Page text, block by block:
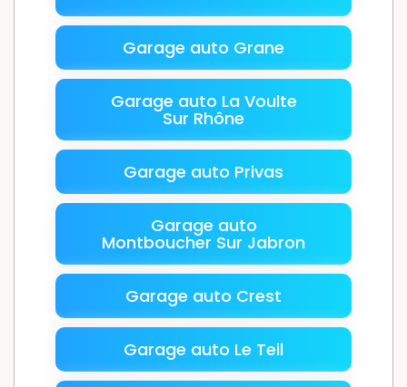
Garage auto Grane
Garage auto La Voulte
Sur Rhône
Garage auto Privas
Garage auto
Montboucher Sur Jabron
Garage auto Crest
Garage auto Le Teil